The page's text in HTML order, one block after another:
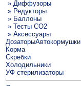
» Диффузоры
» Редукторы
» Баллоны
» Тесты CO2
» Аксессуары
ДозаторыАвтокормушки
Корма
Скребки
Холодильники
УФ стерилизаторы